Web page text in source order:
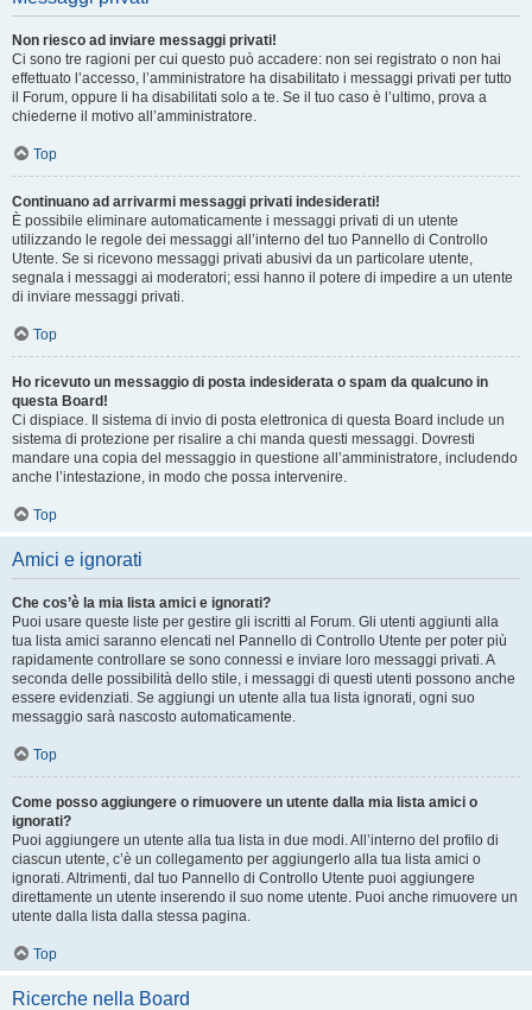
Non riesco ad inviare messaggi privati!
Ci sono tre ragioni per cui questo può accadere: non sei registrato o non hai
effettuato l’accesso, l’amministratore ha disabilitato i messaggi privati per tutto
il Forum, oppure li ha disabilitati solo a te. Se il tuo caso è l’ultimo, prova a
chiederne il motivo all’amministratore.
Top
Continuano ad arrivarmi messaggi privati indesiderati!
È possibile eliminare automaticamente i messaggi privati ​​di un utente
utilizzando le regole dei messaggi all’interno del tuo Pannello di Controllo
Utente. Se si ricevono messaggi privati ​​abusivi da un particolare utente,
segnala i messaggi ai moderatori; essi hanno il potere di impedire a un utente
di inviare messaggi privati​​.
Top
Ho ricevuto un messaggio di posta indesiderata o spam da qualcuno in
questa Board!
Ci dispiace. Il sistema di invio di posta elettronica di questa Board include un
sistema di protezione per risalire a chi manda questi messaggi. Dovresti
mandare una copia del messaggio in questione all’amministratore, includendo
anche l’intestazione, in modo che possa intervenire.
Top
Amici e ignorati
Che cos’è la mia lista amici e ignorati?
Puoi usare queste liste per gestire gli iscritti al Forum. Gli utenti aggiunti alla
tua lista amici saranno elencati nel Pannello di Controllo Utente per poter più
rapidamente controllare se sono connessi e inviare loro messaggi privati. A
seconda delle possibilità dello stile, i messaggi di questi utenti possono anche
essere evidenziati. Se aggiungi un utente alla tua lista ignorati, ogni suo
messaggio sarà nascosto automaticamente.
Top
Come posso aggiungere o rimuovere un utente dalla mia lista amici o
ignorati?
Puoi aggiungere un utente alla tua lista in due modi. All’interno del profilo di
ciascun utente, c’è un collegamento per aggiungerlo alla tua lista amici o
ignorati. Altrimenti, dal tuo Pannello di Controllo Utente puoi aggiungere
direttamente un utente inserendo il suo nome utente. Puoi anche rimuovere un
utente dalla lista dalla stessa pagina.
Top
Ricerche nella Board